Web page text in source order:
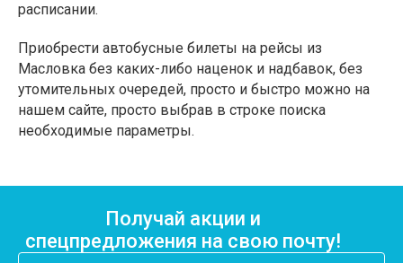
расписании.
Приобрести автобусные билеты на рейсы из
Масловка без каких-либо наценок и надбавок, без
утомительных очередей, просто и быстро можно на
нашем сайте, просто выбрав в строке поиска
необходимые параметры.
Получай акции и
спецпредложения на свою почту!